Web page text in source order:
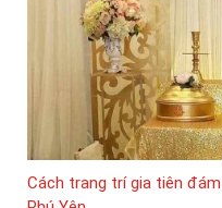
Cách trang trí gia tiên